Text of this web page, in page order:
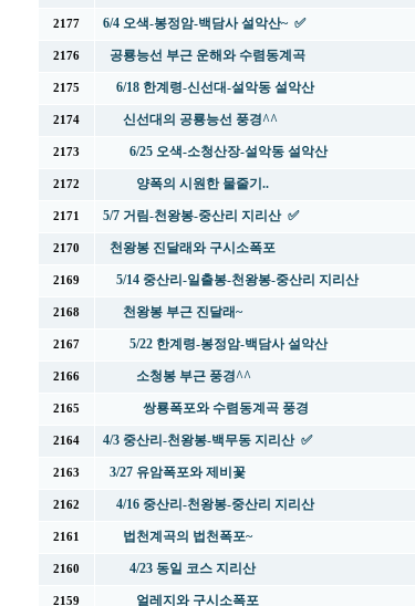
2177 6/4 오색-봉정암-백담사 설악산~ ✅
2176 공룡능선 부근 운해와 수렴동계곡
2175 6/18 한계령-신선대-설악동 설악산
2174 신선대의 공룡능선 풍경^^
2173 6/25 오색-소청산장-설악동 설악산
2172 양폭의 시원한 물줄기..
2171 5/7 거림-천왕봉-중산리 지리산 ✅
2170 천왕봉 진달래와 구시소폭포
2169 5/14 중산리-일출봉-천왕봉-중산리 지리산
2168 천왕봉 부근 진달래~
2167 5/22 한계령-봉정암-백담사 설악산
2166 소청봉 부근 풍경^^
2165 쌍룡폭포와 수렴동계곡 풍경
2164 4/3 중산리-천왕봉-백무동 지리산 ✅
2163 3/27 유암폭포와 제비꽃
2162 4/16 중산리-천왕봉-중산리 지리산
2161 법천계곡의 법천폭포~
2160 4/23 동일 코스 지리산
2159 얼레지와 구시소폭포